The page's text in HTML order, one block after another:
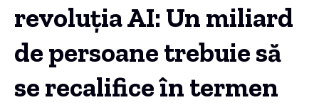
revoluția AI: Un miliard
de persoane trebuie să
se recalifice în termen